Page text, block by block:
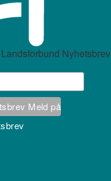
Nyhetsbrev
Meld på